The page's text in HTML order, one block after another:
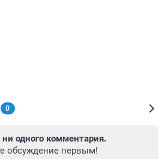
0
одного комментария.
обсуждение первым!